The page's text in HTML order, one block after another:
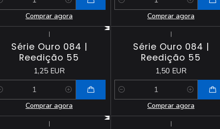
Comprar agora
Quantidade
Comprar agora
|
Série Ouro 084 |
Reedição 55
1,25 EUR
Comprar agora
|
Série Ouro 084 |
Reedição 55
1,50 EUR
Quantidade
Comprar agora
| |